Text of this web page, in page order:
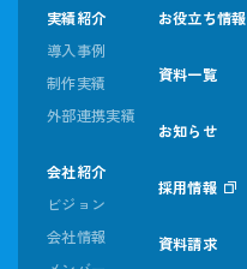
実績紹介
導入事例
制作実績
外部連携実績
会社紹介
ビジョン
会社情報
お役立ち情報
資料一覧
お知らせ
採用情報
資料請求